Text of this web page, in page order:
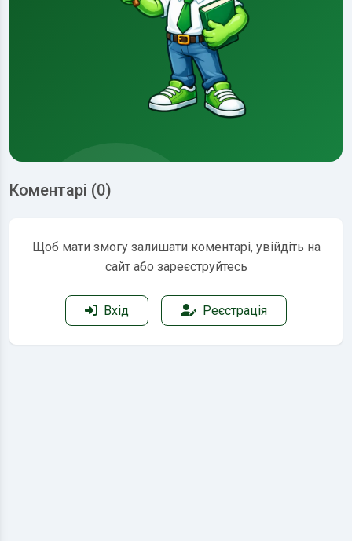
Коментарі (0)
Щоб мати змогу залишати коментарі, увійдіть на
сайт або зареєструйтесь
Вхід Реєстрація